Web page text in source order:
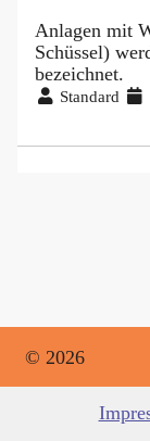
Anlagen mit
Schüssel)
bezeichnet.
Standard
© 2026